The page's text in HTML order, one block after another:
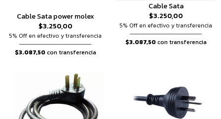
Cable Sata power molex
$3.250,00
5% Off en efectivo y transferencia
$3.087,50con transferencia
Cable Sata
$3.250,00
5% Off en efectivo y transferencia
$3.087,50con transferencia